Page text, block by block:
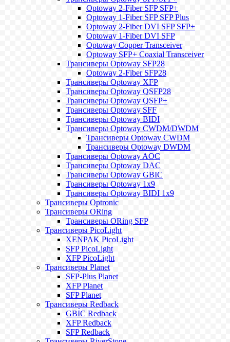
Optoway 2-Fiber SFP SFP+
Optoway 1-Fiber SFP SFP Plus
Optoway 2-Fiber DVI SFP SFP+
Optoway 1-Fiber DVI SFP
Optoway Copper Transceiver
Optoway SFP+ Coaxial Transceiver
Трансиверы Optoway SFP28
Optoway 2-Fiber SFP28
Трансиверы Optoway XFP
Трансиверы Optoway QSFP28
Трансиверы Optoway QSFP+
Трансиверы Optoway SFF
Трансиверы Optoway BIDI
Трансиверы Optoway CWDM/DWDM
Трансиверы Optoway CWDM
Трансиверы Optoway DWDM
Трансиверы Optoway AOC
Трансиверы Optoway DAC
Трансиверы Optoway GBIC
Трансиверы Optoway 1х9
Трансиверы Optoway BIDI 1x9
Трансиверы Optronic
Трансиверы ORing
Трансиверы ORing SFP
Трансиверы PicoLight
XENPAK PicoLight
SFP PicoLight
XFP PicoLight
Трансиверы Planet
SFP-Plus Planet
XFP Planet
SFP Planet
Трансиверы Redback
GBIC Redback
XFP Redback
SFP Redback